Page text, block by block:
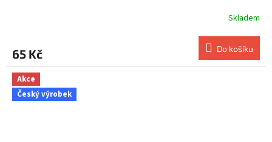
Skladem
65 Kč Do košíku
Akce
Český výrobek